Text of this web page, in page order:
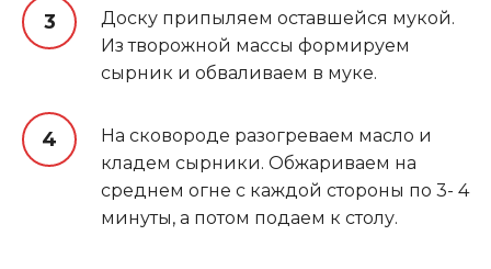
Доску припыляем оставшейся мукой.
Из творожной массы формируем
сырник и обваливаем в муке.
На сковороде разогреваем масло и
кладем сырники. Обжариваем на
среднем огне с каждой стороны по 3- 4
минуты, а потом подаем к столу.